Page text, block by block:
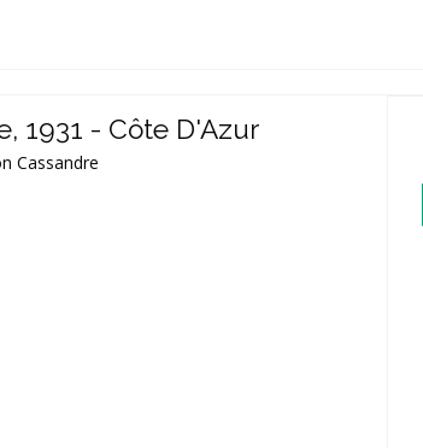
1931 - Côte D'Azur
Cassandre